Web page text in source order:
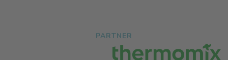
PARTNER